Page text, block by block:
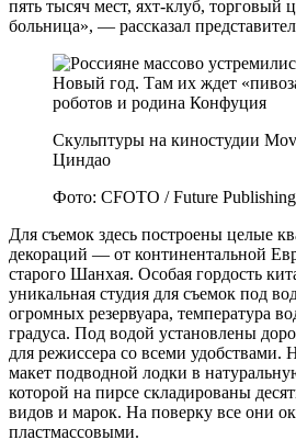
пять тысяч мест, яхт-клуб, торговый
больница», — рассказал
Скульптуры на киностудии
Циндао
Фото: CFOTO / Future
Для съемок здесь построены целые
декораций — от континентальной
старого Шанхая. Особая гордость
уникальная студия для съемок под
огромных резервуара, температура
градуса. Под водой установлены
для режиссера со всеми удобствами.
макет подводной лодки в
которой на пирсе складированы
видов и марок. На поверку все они
пластмассовыми.